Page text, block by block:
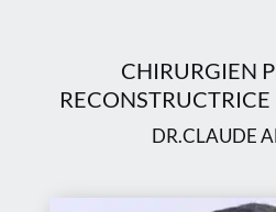
CHIRURGIEN
DR.CLAUDE